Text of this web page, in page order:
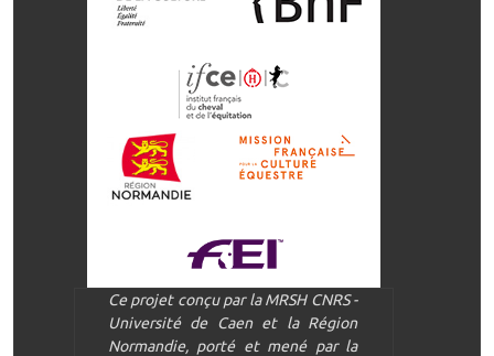
Ce projet conçu par la MRSH CNRS -
Université de Caen et la Région
Normandie, porté et mené par la